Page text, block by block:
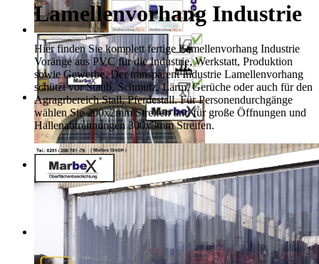
Lamellenvorhang Industrie
Hier finden Sie komplett fertige Lamellenvorhang Industrie
Voränge aus PVC für die Industrie, Werkstatt, Produktion
sowie Gewerbe. Der transparent Industrie Lamellenvorhang
schützt vor Staub, Schmutz, Lärm, Gerüche oder auch für den
Agragrbereich Stall, Pferdestall. Für Personendurchgänge
wählen Sie 200x2mm Streifen und für große Öffnungen und
Hallenabtrennungen 300x3mm Streifen.